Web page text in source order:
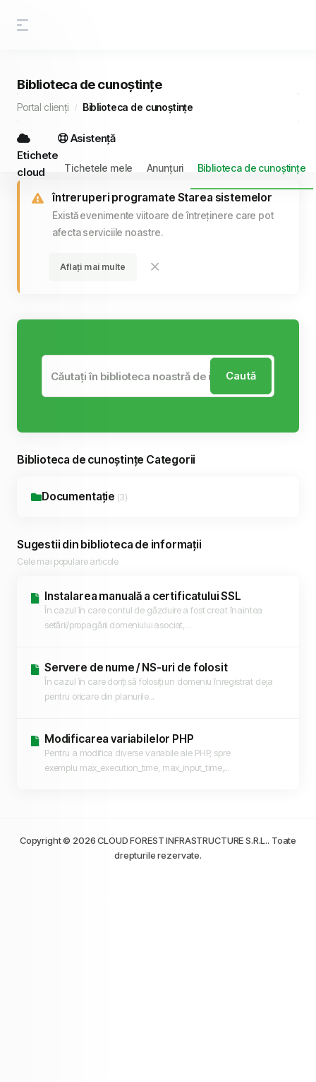
Biblioteca de cunoștințe
Portal clienți Biblioteca de cunoștințe
Etichete
cloud
Asistență
Tichetele mele Anunțuri Biblioteca de cunoștințe
întreruperi programate Starea sistemelor
Există evenimente viitoare de întreținere care pot
afecta serviciile noastre.
Aflați mai multe
Caută
Biblioteca de cunoștințe Categorii
Documentație (3)
Sugestii din biblioteca de informații
Cele mai populare articole
Instalarea manuală a certificatului SSL
În cazul în care contul de găzduire a fost creat înaintea
setării/propagării domeniului asociat,...
Servere de nume / NS-uri de folosit
În cazul în care doriți să folosiți un domeniu înregistrat deja
pentru oricare din planurile...
Modificarea variabilelor PHP
Pentru a modifica diverse variabile ale PHP, spre
exemplu max_execution_time, max_input_time,...
Copyright © 2026 CLOUD FOREST INFRASTRUCTURE S.R.L.. Toate
drepturile rezervate.